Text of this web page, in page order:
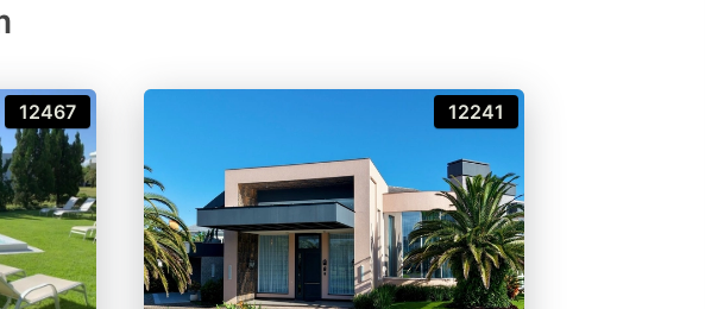
12467 12241